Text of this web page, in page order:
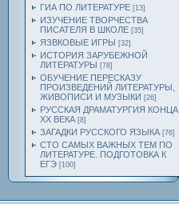
ГИА ПО ЛИТЕРАТУРЕ [13]
ИЗУЧЕНИЕ ТВОРЧЕСТВА
ПИСАТЕЛЯ В ШКОЛЕ [35]
ЯЗВКОВЫЕ ИГРЫ [32]
ИСТОРИЯ ЗАРУБЕЖНОЙ
ЛИТЕРАТУРЫ [78]
ОБУЧЕНИЕ ПЕРЕСКАЗУ
ПРОИЗВЕДЕНИЙ ЛИТЕРАТУРЫ,
ЖИВОПИСИ И МУЗЫКИ [26]
РУССКАЯ ДРАМАТУРГИЯ КОНЦА
ХХ ВЕКА [8]
ЗАГАДКИ РУССКОГО ЯЗЫКА [76]
СТО САМЫХ ВАЖНЫХ ТЕМ ПО
ЛИТЕРАТУРЕ. ПОДГОТОВКА К
ЕГЭ [100]